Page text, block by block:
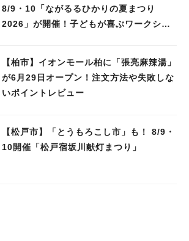
8/9・10「ながるるひかりの夏まつり
2026」が開催！子どもが喜ぶワークショ
【柏市】イオンモール柏に「張亮麻辣湯」
が6月29日オープン！注文方法や失敗しな
いポイントレビュー
【松戸市】「とうもろこし市」も！ 8/9・
10開催「松戸宿坂川献灯まつり」